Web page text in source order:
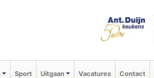
Sport Uitgaan Vacatures Contact